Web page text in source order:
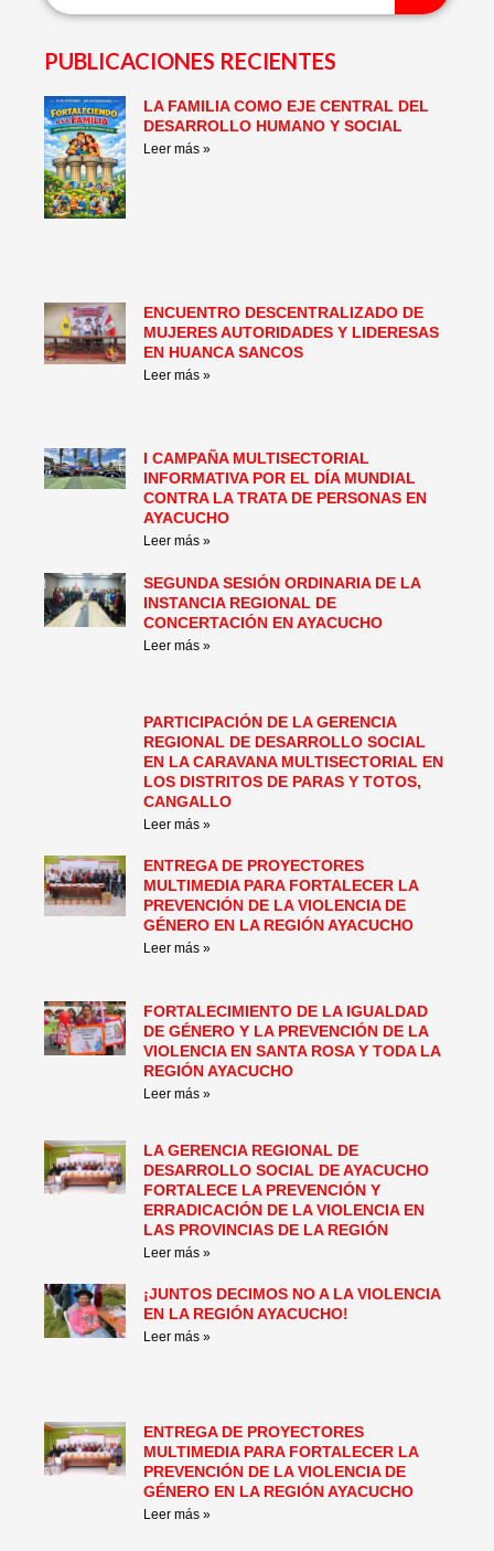
PUBLICACIONES RECIENTES
LA FAMILIA COMO EJE CENTRAL DEL
DESARROLLO HUMANO Y SOCIAL
Leer más »
ENCUENTRO DESCENTRALIZADO DE
MUJERES AUTORIDADES Y LIDERESAS
EN HUANCA SANCOS
Leer más »
I CAMPAÑA MULTISECTORIAL
INFORMATIVA POR EL DÍA MUNDIAL
CONTRA LA TRATA DE PERSONAS EN
AYACUCHO
Leer más »
SEGUNDA SESIÓN ORDINARIA DE LA
INSTANCIA REGIONAL DE
CONCERTACIÓN EN AYACUCHO
Leer más »
PARTICIPACIÓN DE LA GERENCIA
REGIONAL DE DESARROLLO SOCIAL
EN LA CARAVANA MULTISECTORIAL EN
LOS DISTRITOS DE PARAS Y TOTOS,
CANGALLO
Leer más »
ENTREGA DE PROYECTORES
MULTIMEDIA PARA FORTALECER LA
PREVENCIÓN DE LA VIOLENCIA DE
GÉNERO EN LA REGIÓN AYACUCHO
Leer más »
FORTALECIMIENTO DE LA IGUALDAD
DE GÉNERO Y LA PREVENCIÓN DE LA
VIOLENCIA EN SANTA ROSA Y TODA LA
REGIÓN AYACUCHO
Leer más »
LA GERENCIA REGIONAL DE
DESARROLLO SOCIAL DE AYACUCHO
FORTALECE LA PREVENCIÓN Y
ERRADICACIÓN DE LA VIOLENCIA EN
LAS PROVINCIAS DE LA REGIÓN
Leer más »
¡JUNTOS DECIMOS NO A LA VIOLENCIA
EN LA REGIÓN AYACUCHO!
Leer más »
ENTREGA DE PROYECTORES
MULTIMEDIA PARA FORTALECER LA
PREVENCIÓN DE LA VIOLENCIA DE
GÉNERO EN LA REGIÓN AYACUCHO
Leer más »
PagePagePagePagePagePage